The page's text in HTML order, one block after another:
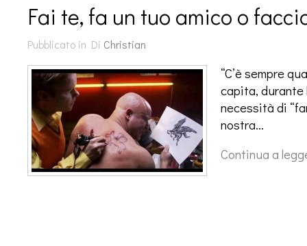
Fai te, fa un tuo amico o
Pubblicato in Di Christian
“C’è sempre
capita, durante
necessità di
nostra…
Continua a